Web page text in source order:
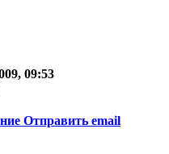
09:53
Отправить email